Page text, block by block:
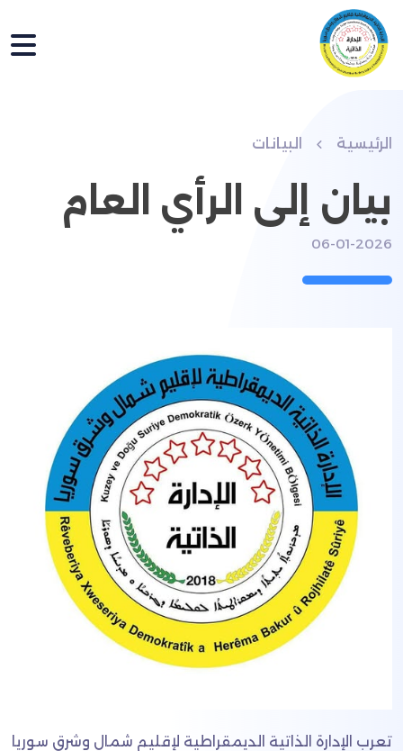
الرئيسية البيانات
بيان إلى الرأي العام
06-01-2026
تعرب الإدارة الذاتية الديمقراطية لإقليم شمال وشرق سوريا